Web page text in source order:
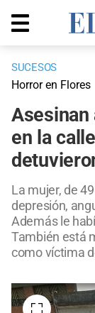
SUCESOS
Horror en Flores
Asesinan
en la
La mujer, de
depresión,
Además le
También está
como víctima